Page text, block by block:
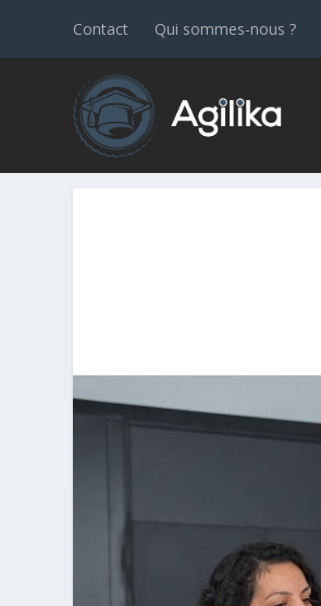
Contact Qui sommes-nous ?